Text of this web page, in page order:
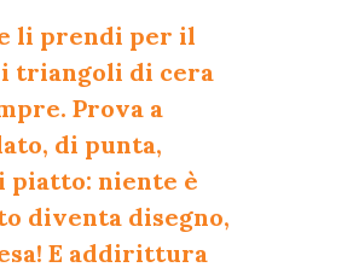
li prendi per il
triangoli di cera
Prova a
di punta,
niente è
diventa disegno,
E addirittura